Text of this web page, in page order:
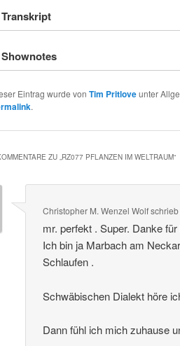
Transkript
Shownotes
Eintrag wurde von Tim Pritloveunter
.
ZU „RZ077 PFLANZEN IM WELTRAUM“
Christopher M. Wenzel Wolfschrieb
mr. perfekt . Super. Danke
Ich bin ja Marbach am
Schlaufen .
Schwäbischen Dialekt höre
Dann fühl ich mich zuhause